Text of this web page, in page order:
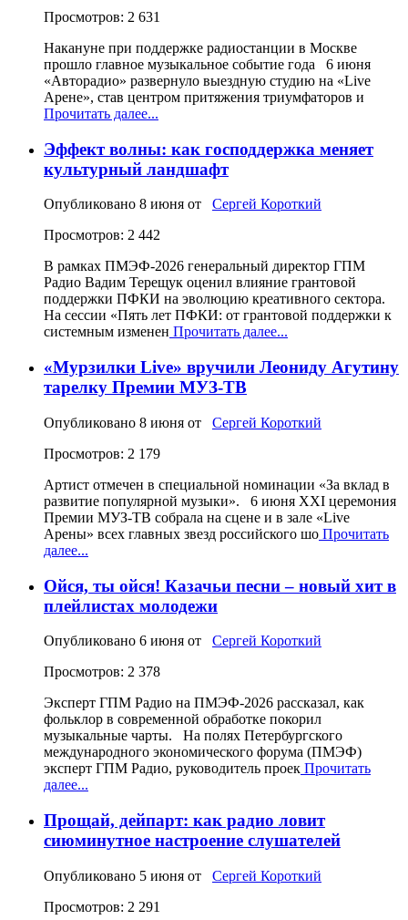
Просмотров: 2 631
Накануне при поддержке радиостанции в Москве
прошло главное музыкальное событие года 6 июня
«Авторадио» развернуло выездную студию на «Live
Арене», став центром притяжения триумфаторов и
Прочитать далее...
Эффект волны: как господдержка меняет
культурный ландшафт
Опубликовано 8 июня от Сергей Короткий
Просмотров: 2 442
В рамках ПМЭФ-2026 генеральный директор ГПМ
Радио Вадим Терещук оценил влияние грантовой
поддержки ПФКИ на эволюцию креативного сектора.
На сессии «Пять лет ПФКИ: от грантовой поддержки к
системным изменен Прочитать далее...
«Мурзилки Live» вручили Леониду Агутину
тарелку Премии МУЗ-ТВ
Опубликовано 8 июня от Сергей Короткий
Просмотров: 2 179
Артист отмечен в специальной номинации «За вклад в
развитие популярной музыки». 6 июня XXI церемония
Премии МУЗ-ТВ собрала на сцене и в зале «Live
Арены» всех главных звезд российского шо Прочитать
далее...
Ойся, ты ойся! Казачьи песни – новый хит в
плейлистах молодежи
Опубликовано 6 июня от Сергей Короткий
Просмотров: 2 378
Эксперт ГПМ Радио на ПМЭФ‑2026 рассказал, как
фольклор в современной обработке покорил
музыкальные чарты. На полях Петербургского
международного экономического форума (ПМЭФ)
эксперт ГПМ Радио, руководитель проек Прочитать
далее...
Прощай, дейпарт: как радио ловит
сиюминутное настроение слушателей
Опубликовано 5 июня от Сергей Короткий
Просмотров: 2 291